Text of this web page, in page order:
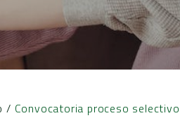
/ Convocatoria proceso